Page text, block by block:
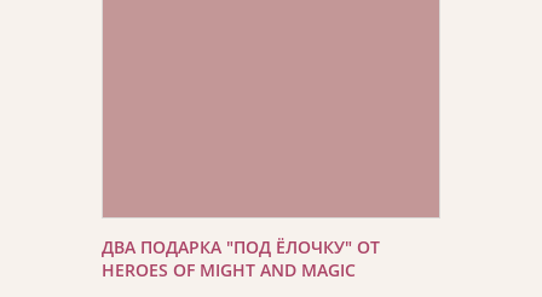
ДВА ПОДАРКА "ПОД ЁЛОЧКУ" ОТ
HEROES OF MIGHT AND MAGIC